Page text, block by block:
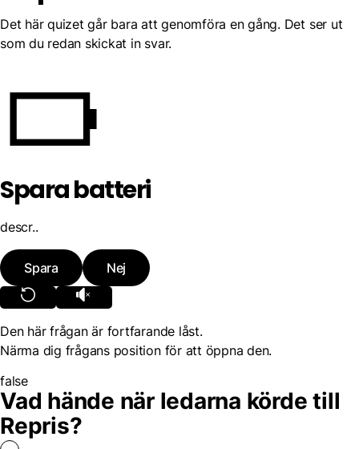
Det här quizet går bara att genomföra en gång. Det ser ut
som du redan skickat in svar.
Spara batteri
descr..
Spara Nej
Den här frågan är fortfarande låst.
Närma dig frågans position för att öppna den.
false
Vad hände när ledarna körde till
Repris?